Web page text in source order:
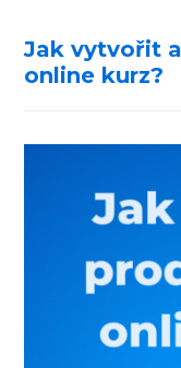
Jak vytvořit
online kurz?